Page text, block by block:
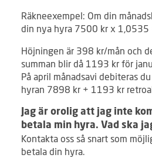
Räkneexempel: Om din
din nya hyra 7500 kr x 1,0535
Höjningen är 398 kr/mån och
summan blir då 1193 kr för
På april månadsavi debiteras
hyran 7898 kr + 1193 kr
Jag är orolig att jag inte
betala min hyra. Vad ska
Kontakta oss så snart som
betala din hyra.